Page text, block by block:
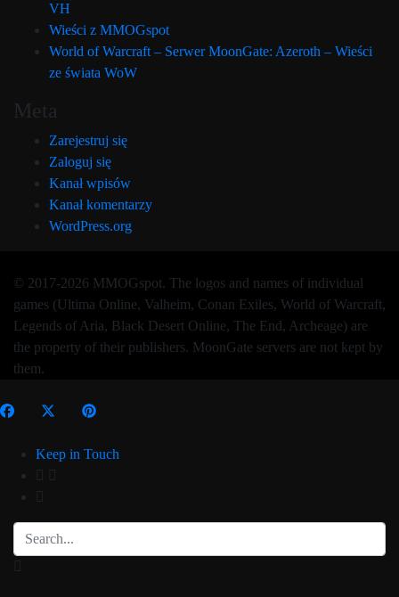
VH
Wieści z MMOGspot
World of Warcraft – Serwer MoonGate: Azeroth – Wieści
ze świata WoW
Meta
Zarejestruj się
Zaloguj się
Kanał wpisów
Kanał komentarzy
WordPress.org
© 2017-2026 MMOGspot. The logos and names of individual
games (Ultima Online, Valheim, Conan Exiles, World of Warcraft,
Legends of Aria, Black Desert Online, The End, Archeage) are
the property of their publishers. MoonGate servers are not kept by
them.
Keep in Touch